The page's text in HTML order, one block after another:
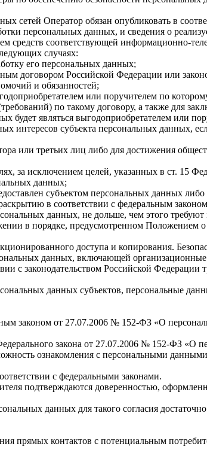
сетей Оператор обязан опубликовать в
персональных данных, и сведения о
средств соответствующей информационно-
случаях:
его персональных данных;
договором Российской Федерации или
и обязанностей;
или поручителем по
по такому договору, а также для
будет являться выгодоприобретателем или
интересов субъекта персональных данных,
или третьих лиц либо для достижения
за исключением целей, указанных в ст. 15
данных;
субъектом персональных данных либо
в соответствии с федеральным
данных, не дольше, чем этого
в порядке, предусмотренном Положением
доступа и копирования.
данных, включающей
с законодательством Российской Федерации
данных субъектов, персональные
законом от 27.07.2006 № 152-ФЗ «О
закона от 27.07.2006 № 152-ФЗ «О
ознакомления с персональными
с федеральными законами.
подтверждаются доверенностью,
данных для такого согласия
прямых контактов с потенциальным